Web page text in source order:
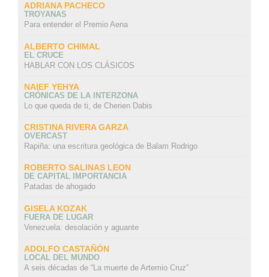
ADRIANA PACHECO
TROYANAS
Para entender el Premio Aena
ALBERTO CHIMAL
EL CRUCE
HABLAR CON LOS CLÁSICOS
NAIEF YEHYA
CRÓNICAS DE LA INTERZONA
Lo que queda de ti, de Cherien Dabis
CRISTINA RIVERA GARZA
OVERCAST
Rapiña: una escritura geológica de Balam Rodrigo
ROBERTO SALINAS LEON
DE CAPITAL IMPORTANCIA
Patadas de ahogado
GISELA KOZAK
FUERA DE LUGAR
Venezuela: desolación y aguante
ADOLFO CASTAÑÓN
LOCAL DEL MUNDO
A seis décadas de “La muerte de Artemio Cruz”